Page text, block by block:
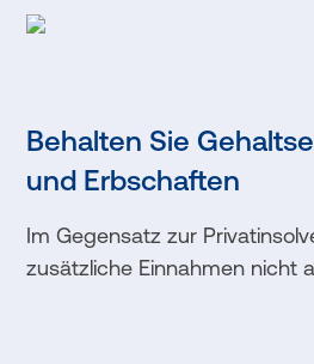
Behalten Sie
und Erbschaften
Im Gegensatz zur
zusätzliche Einnahmen nicht